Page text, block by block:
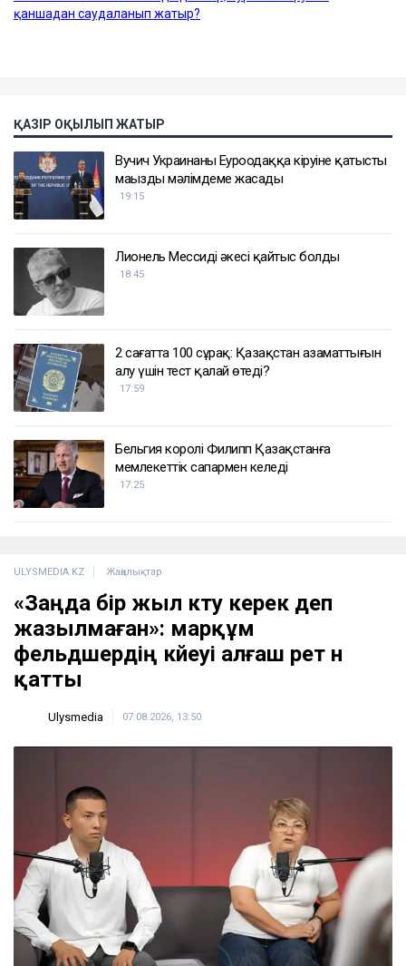
ҚАЗІР ОҚЫЛЫП ЖАТЫР
Вучич Украинаның Еуроодаққа кіруіне қатысты
маңызды мәлімдеме жасады
19:15
Лионель Мессидің әкесі қайтыс болды
18:45
17:59
Бельгия королі Филипп Қазақстанға
мемлекеттік сапармен келеді
«Заңда бір жыл күту керек деп
жазылмаған»: марқұм
фельдшердің күйеуі алғаш рет үн
қатты
Ulysmedia 07.08.2026, 13:50